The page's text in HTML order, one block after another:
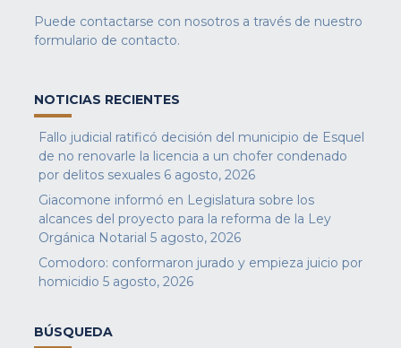
Puede contactarse con nosotros a través de nuestro
formulario de contacto.
NOTICIAS RECIENTES
Fallo judicial ratificó decisión del municipio de Esquel
de no renovarle la licencia a un chofer condenado
por delitos sexuales 6 agosto, 2026
Giacomone informó en Legislatura sobre los
alcances del proyecto para la reforma de la Ley
Orgánica Notarial 5 agosto, 2026
Comodoro: conformaron jurado y empieza juicio por
homicidio 5 agosto, 2026
BÚSQUEDA